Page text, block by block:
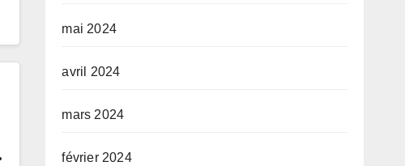
mai 2024
avril 2024
mars 2024
février 2024